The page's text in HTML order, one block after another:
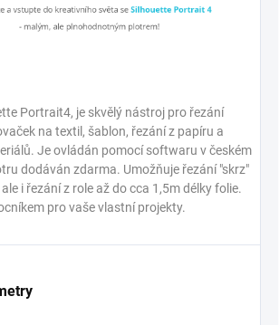
Portrait4, je skvělý nástroj pro řezání
na textil, šablon, řezání z papíru a
Je ovládán pomocí softwaru v českém
dodáván zdarma. Umožňuje řezání "skrz"
i řezání z role až do cca 1,5m délky folie.
pro vaše vlastní projekty.